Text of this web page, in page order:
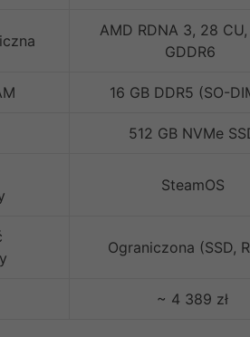
AMD RDNA 3, 28
GDDR6
16 GB DDR5 (SO-
512 GB NVMe
SteamOS
Ograniczona (SSD,
~ 4 389 zł